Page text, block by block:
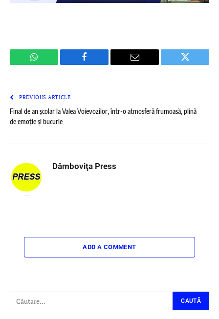
WhatsApp Facebook Email Twitter
PREVIOUS ARTICLE
Final de an școlar la Valea Voievozilor, într-o atmosferă frumoasă, plină
de emoție și bucurie
Dâmboviţa Press
ADD A COMMENT